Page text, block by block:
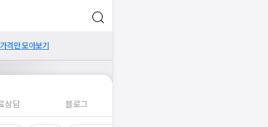
격만 모아보기
상담 블로그